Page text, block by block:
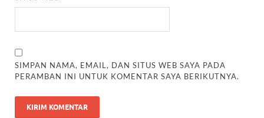
SIMPAN NAMA, EMAIL, DAN SITUS WEB SAYA PADA
PERAMBAN INI UNTUK KOMENTAR SAYA BERIKUTNYA.